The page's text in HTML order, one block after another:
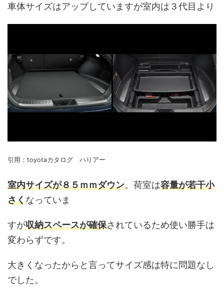
車体サイズはアップしていますが室内は３代目より
引用：toyotaカタログ ハりアー
室内サイズが８５ｍｍダウン。荷室は容量が若干小
さくなっていま
すが収納スペースが確保されているため使い勝手は
変わらずです。
大きくなったからと言ってサイズ感は特に問題なし
でした。